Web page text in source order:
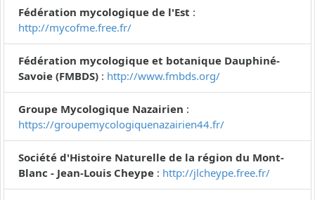
Fédération mycologique de l'Est :
http://mycofme.free.fr/
Fédération mycologique et botanique Dauphiné-
Savoie (FMBDS) : http://www.fmbds.org/
Groupe Mycologique Nazairien :
https://groupemycologiquenazairien44.fr/
Société d'Histoire Naturelle de la région du Mont-
Blanc - Jean-Louis Cheype : http://jlcheype.free.fr/